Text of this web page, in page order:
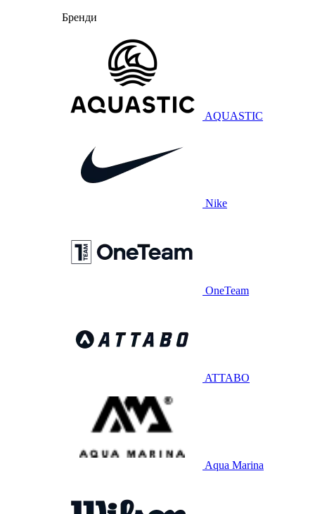
Бренди
AQUASTIC
Nike
OneTeam
ATTABO
Aqua Marina